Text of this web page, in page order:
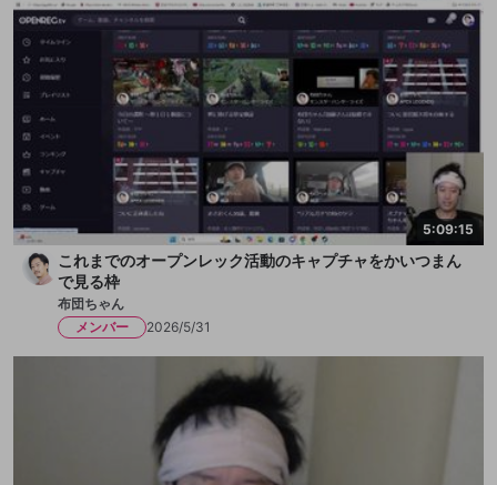
5:09:15
これまでのオープンレック活動のキャプチャをかいつまん
で見る枠
布団ちゃん
メンバー
2026/5/31